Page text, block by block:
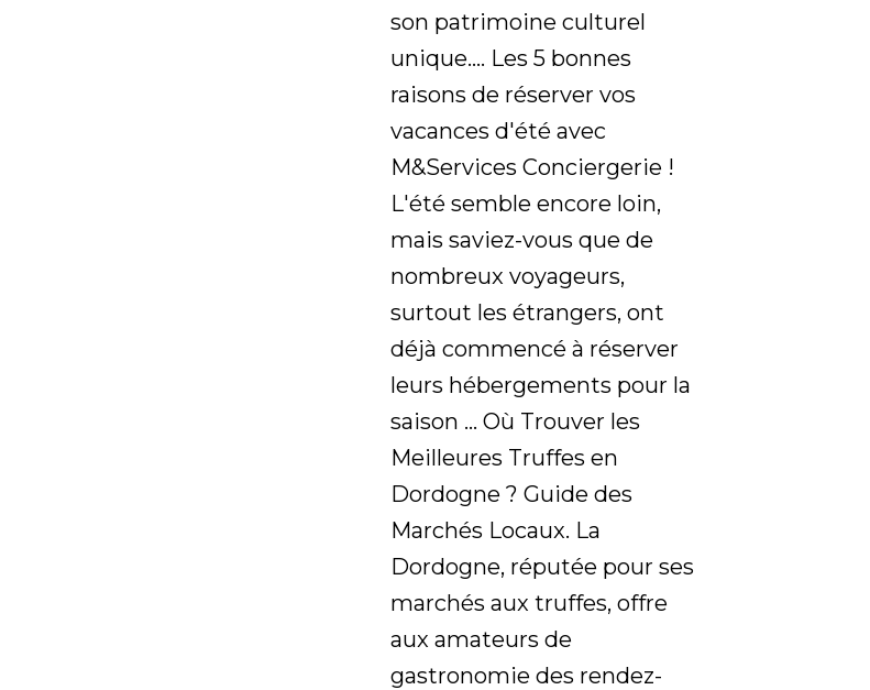
son patrimoine culturel
unique.... Les 5 bonnes
raisons de réserver vos
vacances d'été avec
M&Services Conciergerie !
L'été semble encore loin,
mais saviez-vous que de
nombreux voyageurs,
surtout les étrangers, ont
déjà commencé à réserver
leurs hébergements pour la
saison ... Où Trouver les
Meilleures Truffes en
Dordogne ? Guide des
Marchés Locaux. La
Dordogne, réputée pour ses
marchés aux truffes, offre
aux amateurs de
gastronomie des rendez-